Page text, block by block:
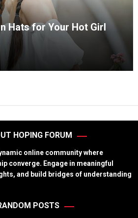
Hats for Your Hot Girl
HOPING FORUM
online community where
converge. Engage in meaningful
and build bridges of understanding
POSTS